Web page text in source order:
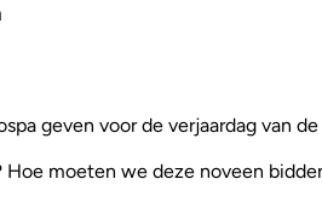
geven voor de verjaardag van
Hoe moeten we deze noveen